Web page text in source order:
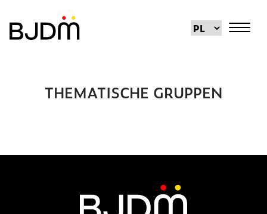
THEMATISCHE GRUPPEN